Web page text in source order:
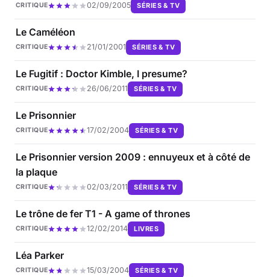
CRITIQUE 02/09/2005 SÉRIES & TV
Le Caméléon
CRITIQUE 21/01/2001 SÉRIES & TV
Le Fugitif : Doctor Kimble, I presume?
CRITIQUE 26/06/2011 SÉRIES & TV
Le Prisonnier
CRITIQUE 17/02/2004 SÉRIES & TV
Le Prisonnier version 2009 : ennuyeux et à côté de
la plaque
CRITIQUE 02/03/2011 SÉRIES & TV
Le trône de fer T1 - A game of thrones
CRITIQUE 12/02/2014 LIVRES
Léa Parker
CRITIQUE 15/03/2004 SÉRIES & TV